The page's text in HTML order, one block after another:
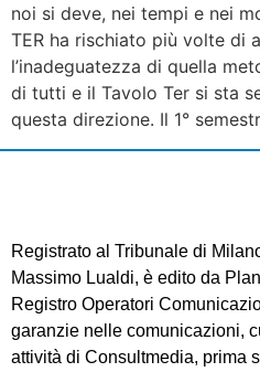
noi si deve, nei tempi e nei
TER ha rischiato più volte di
l’inadeguatezza di quella
di tutti e il Tavolo Ter si sta
questa direzione. Il 1°
Registrato al Tribunale di
Massimo Lualdi, è edito da
Registro Operatori
garanzie nelle comunicazioni,
attività di Consultmedia, prima